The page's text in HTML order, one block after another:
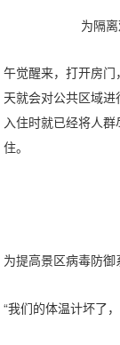
为隔
午觉醒来，打开房
天就会对公共区域
入住时就已经将人
住。
为提高景区病毒防
“我们的体温计坏了